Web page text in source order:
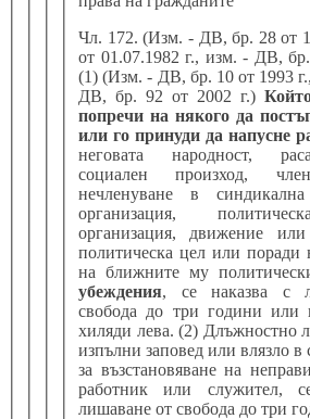
Чл. 172. (Изм. - ДВ, бр. 28 от
от 01.07.1982 г., изм. - ДВ,
(1) (Изм. - ДВ, бр. 10 от 1993
ДВ, бр. 92 от 2002 г.)
попречи на някого да
или го принуди да напусне
неговата народност,
социален произход,
нечленуване в
организация,
организация, движение
политическа цел или поради
на ближните му
убеждения, се наказва с
свобода до три години или
хиляди лева. (2) Длъжностно
изпълни заповед или влязло в
за възстановяване на
работник или служител,
лишаване от свобода до три